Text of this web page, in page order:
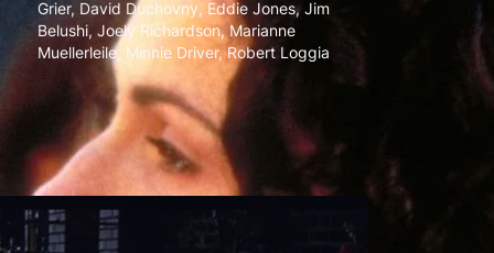
Grier, David Duchovny, Eddie Jones, Jim
Belushi, Joely Richardson, Marianne
Muellerleile, Minnie Driver,Robert Loggia